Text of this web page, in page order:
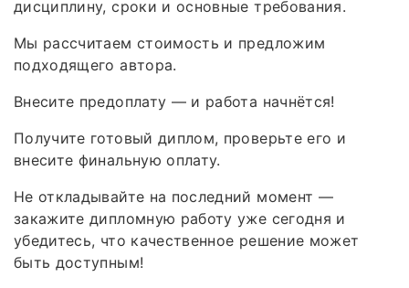
дисциплину, сроки и основные требования.
Мы рассчитаем стоимость и предложим
подходящего автора.
Внесите предоплату — и работа начнётся!
Получите готовый диплом, проверьте его и
внесите финальную оплату.
Не откладывайте на последний момент —
закажите дипломную работу уже сегодня и
убедитесь, что качественное решение может
быть доступным!